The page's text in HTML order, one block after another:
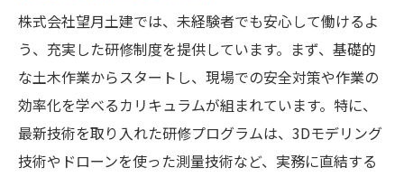
株式会社望月土建では、未経験者でも安心して働けるよ
う、充実した研修制度を提供しています。まず、基礎的
な土木作業からスタートし、現場での安全対策や作業の
効率化を学べるカリキュラムが組まれています。特に、
最新技術を取り入れた研修プログラムは、3Dモデリング
技術やドローンを使った測量技術など、実務に直結する